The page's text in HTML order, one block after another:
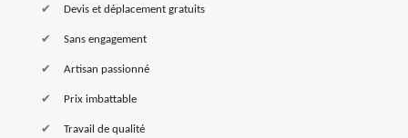
Devis et déplacement gratuits
Sans engagement
Artisan passionné
Prix imbattable
Travail de qualité